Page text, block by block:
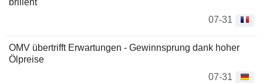
brillent
07-31
OMV übertrifft Erwartungen - Gewinnsprung dank hoher
Ölpreise
07-31